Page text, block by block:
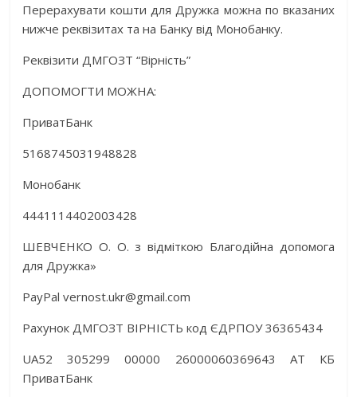
Перерахувати кошти для Дружка можна по вказаних
нижче реквізитах та на Банку від Монобанку.
Реквізити ДМГОЗТ “Вірність”
ДОПОМОГТИ МОЖНА:
ПриватБанк
5168745031948828
Монобанк
4441114402003428
ШЕВЧЕНКО О. О. з відміткою Благодійна допомога
для Дружка»
PayPal vernost.ukr@gmail.com
Рахунок ДМГОЗТ ВІРНІСТЬ код ЄДРПОУ 36365434
UA52 305299 00000 26000060369643 АТ КБ
ПриватБанк